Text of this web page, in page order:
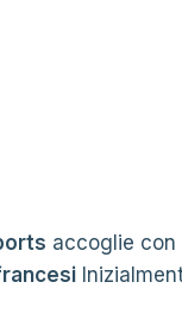
accoglie con